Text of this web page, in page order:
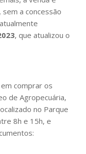
a concessão
, que atualizou o
comprar os
de Agropecuária,
no Parque
8h e 15h, e